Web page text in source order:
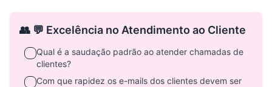
👥 💬 Excelência no Atendimento ao Cliente
Qual é a saudação padrão ao atender chamadas de
clientes?
Com que rapidez os e-mails dos clientes devem ser